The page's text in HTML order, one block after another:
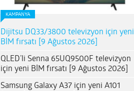
KAMPANYA
Dijitsu DQ33/3800 televizyon için yeni
BİM fırsatı [9 Ağustos 2026]
QLED’li Senna 65UQ9500F televizyon
için yeni BİM fırsatı [9 Ağustos 2026]
Samsung Galaxy A37 için yeni A101